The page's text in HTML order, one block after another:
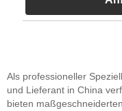
Als professioneller
und Lieferant in China
bieten